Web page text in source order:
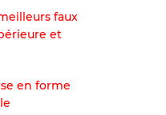
faux
et
en forme